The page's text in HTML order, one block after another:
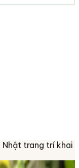
trang trí khai